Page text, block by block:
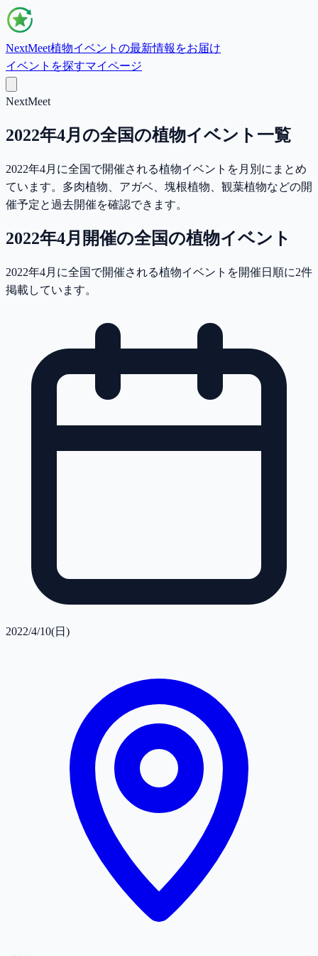
NextMeet植物イベントの最新情報をお届け
イベントを探すマイページ
NextMeet
2022年4月の全国の植物イベント一覧
2022年4月に全国で開催される植物イベントを月別にまとめ
ています。多肉植物、アガベ、塊根植物、観葉植物などの開
催予定と過去開催を確認できます。
2022年4月 開催の全国の植物イベント
2022年4月に全国で開催される植物イベントを開催日順に2件
掲載しています。
2022/4/10(日)